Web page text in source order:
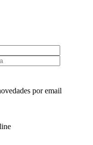
por email